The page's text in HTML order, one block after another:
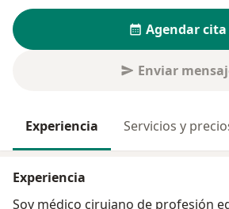
Agendar cita
Enviar
Experiencia Servicios y
Experiencia
Soy médico cirujano de profesión